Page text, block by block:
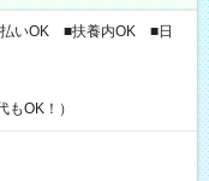
いOK ■扶養内OK ■日
OK！）